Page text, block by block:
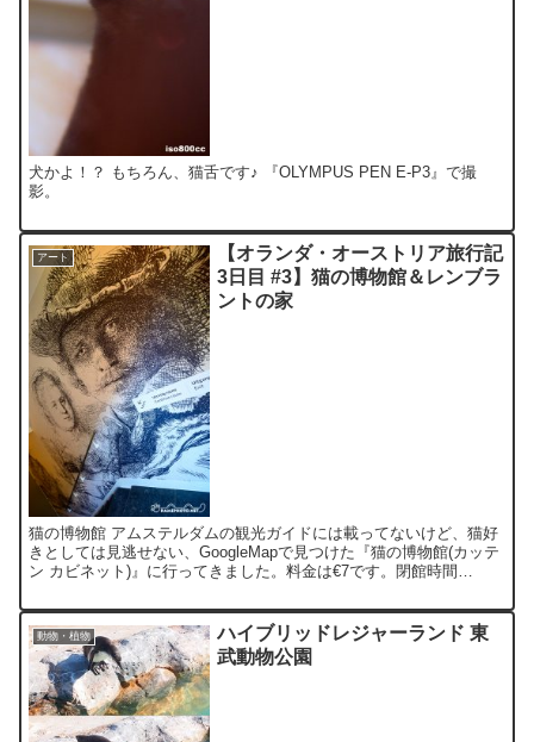
犬かよ！？ もちろん、猫舌です♪ 『OLYMPUS PEN E-P3』で撮
影。
アート
【オランダ・オーストリア旅行記
3日目 #3】猫の博物館＆レンブラ
ントの家
猫の博物館 アムステルダムの観光ガイドには載ってないけど、猫好
きとしては見逃せない、GoogleMapで見つけた『猫の博物館(カッテ
ン カビネット)』に行ってきました。料金は€7です。閉館時間
動物・植物
ハイブリッドレジャーランド 東
武動物公園